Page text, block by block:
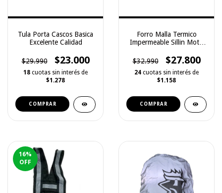
Tula Porta Cascos Basica
Excelente Calidad
$29.990 $23.000
18 cuotas sin interés de
$1.278
COMPRAR
Forro Malla Termico
Impermeable Sillin Moto
$32.990
$27.800
24 cuotas sin interés de
$1.158
COMPRAR
16%
OFF